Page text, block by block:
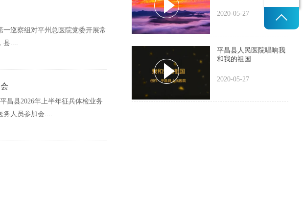
巡察组对平州总医院党委开展常
县....
昌县2026年上半年征兵体检业务
务人员参加会....
2020-05-27
平昌县人民医院唱响我
和我的祖国
2020-05-27